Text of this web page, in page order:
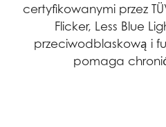
certyfikowanymi przez
Flicker, Less Blue
przeciwodblaskową i
pomaga